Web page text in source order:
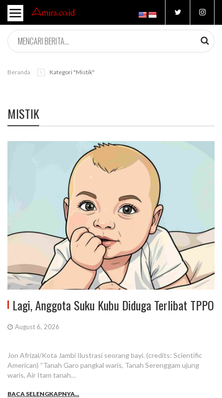
Beranda Kategori "mistik"
MISTIK
Lagi, Anggota Suku Kubu Diduga Terlibat TPPO
August 6, 2026
Jon Afrizal/Kota Jambi Ilustrasi seorang bayi. (credits: Scientific
American) “Tanah Garo pangkal waris, Tanah Serenggam ujung
waris, Air Itam tanah…
BACA SELENGKAPNYA...